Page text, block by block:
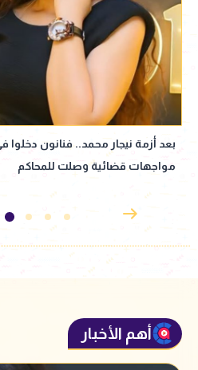
نيجار محمد: ممثل عرفني على المتهم
بالنصب.. وبعد الأزمة انسحب| خاص
أهم الأخبار